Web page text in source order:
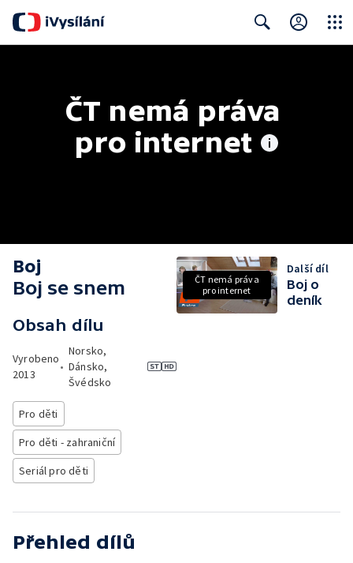
ČT nemá práva
pro internet
Boj
Boj se snem
Obsah dílu
Vyrobeno
2013
•
Norsko,
Dánsko,
Švédsko
Pro děti
Pro děti - zahraniční
Seriál pro děti
ČT nemá práva
pro internet
Další díl
Boj o
deník
Přehled dílů